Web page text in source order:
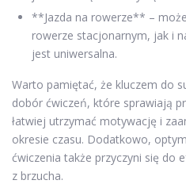
**Jazda na rowerze** –
rowerze stacjonarnym, jak i
jest uniwersalna.
Warto pamiętać, że kluczem do
dobór ćwiczeń, które sprawiają
łatwiej utrzymać motywację i
okresie czasu. Dodatkowo,
ćwiczenia także przyczyni się do
z brzucha.